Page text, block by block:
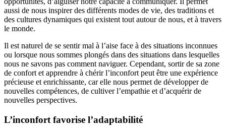
aussi de nous inspirer des différents modes de vie, des traditions et
des cultures dynamiques qui existent tout autour de nous, et à travers
le monde.
Il est naturel de se sentir mal à l’aise face à des situations inconnues
ou lorsque nous sommes plongés dans des situations dans lesquelles
nous ne savons pas comment naviguer. Cependant, sortir de sa zone
de confort et apprendre à chérir l’inconfort peut être une expérience
précieuse et enrichissante, car elle nous permet de développer de
nouvelles compétences, de cultiver l’empathie et d’acquérir de
nouvelles perspectives.
L’inconfort favorise l’adaptabilité